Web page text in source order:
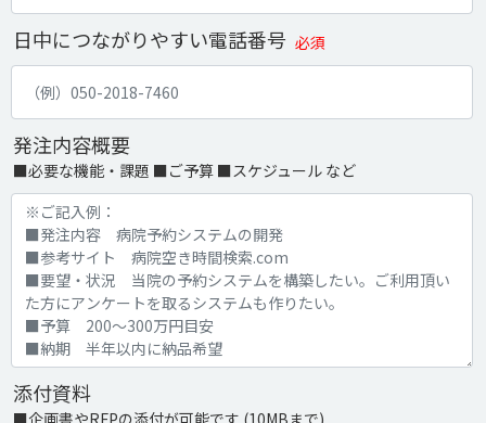
日中につながりやすい電話番号 必須
発注内容概要
■必要な機能・課題 ■ご予算 ■スケジュール など
添付資料
■企画書やRFPの添付が可能です (10MBまで)